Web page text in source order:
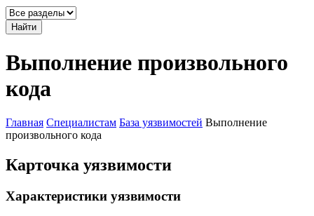
Найти
Выполнение произвольного
кода
Главная Специалистам База уязвимостей Выполнение
произвольного кода
Карточка уязвимости
Характеристики уязвимости